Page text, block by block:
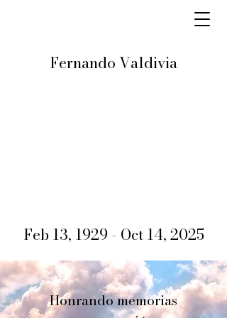
Fernando Valdivia
Feb 13, 1929 - Oct 14, 2025
Honrando memorias